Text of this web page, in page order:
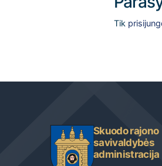
Tik
Skuodo rajono
savivaldybės
administracija